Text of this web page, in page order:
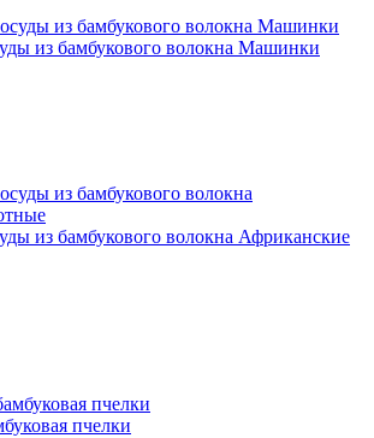
из бамбукового волокна Машинки
из бамбукового волокна Африканские
пчелки